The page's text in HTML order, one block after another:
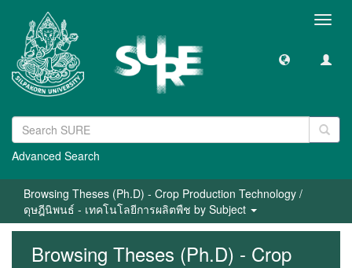
Advanced Search
Browsing Theses (Ph.D) - Crop Production Technology /
ดุษฎีนิพนธ์ - เทคโนโลยีการผลิตพืช by Subject
Browsing Theses (Ph.D) - Crop